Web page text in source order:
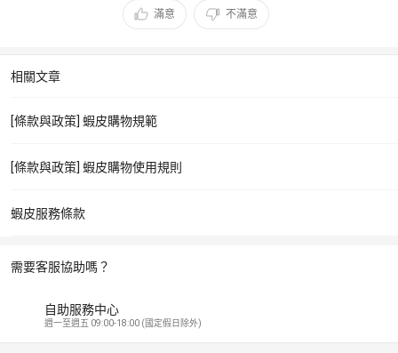
滿意 不滿意
相關文章
[條款與政策] 蝦皮購物規範
[條款與政策] 蝦皮購物使用規則
蝦皮服務條款
需要客服協助嗎？
自助服務中心
週一至週五 09:00-18:00 (國定假日除外)